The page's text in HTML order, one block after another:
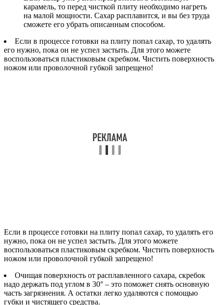
карамель, то перед чисткой плиту необходимо нагреть
на малой мощности. Сахар расплавится, и вы без труда
сможете его убрать описанным способом.
Если в процессе готовки на плиту попал сахар, то удалять
его нужно, пока он не успел застыть. Для этого можете
воспользоваться пластиковым скребком. Чистить поверхность
ножом или проволочной губкой запрещено!
Если в процессе готовки на плиту попал сахар, то удалять его
нужно, пока он не успел застыть. Для этого можете
воспользоваться пластиковым скребком. Чистить поверхность
ножом или проволочной губкой запрещено!
Очищая поверхность от расплавленного сахара, скребок
надо держать под углом в 30° – это поможет снять основную
часть загрязнения. А остатки легко удаляются с помощью
губки и чистящего средства.